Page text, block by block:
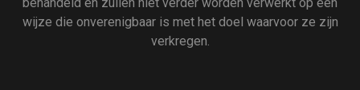
wijze die onverenigbaar is met het doel waarvoor ze zijn
verkregen.